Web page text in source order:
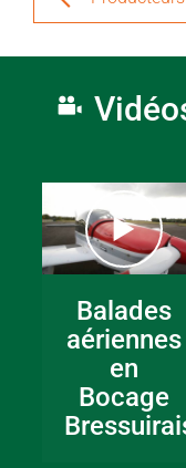
Balades
aériennes
en
Bocage